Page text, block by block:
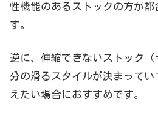
性機能のあるストックの方が都
す。
逆に、伸縮できないストック（
分の滑るスタイルが決まって
えたい場合におすすめです。